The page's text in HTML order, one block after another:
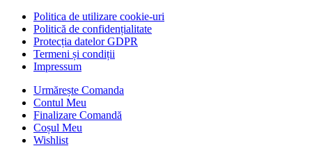
Politica de utilizare cookie-uri
Politică de confidențialitate
Protecția datelor GDPR
Termeni și condiții
Impressum
Urmărește Comanda
Contul Meu
Finalizare Comandă
Coșul Meu
Wishlist